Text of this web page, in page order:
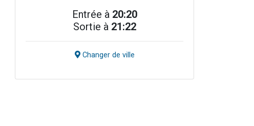
Entrée à 20:20
Sortie à 21:22
Changer de ville